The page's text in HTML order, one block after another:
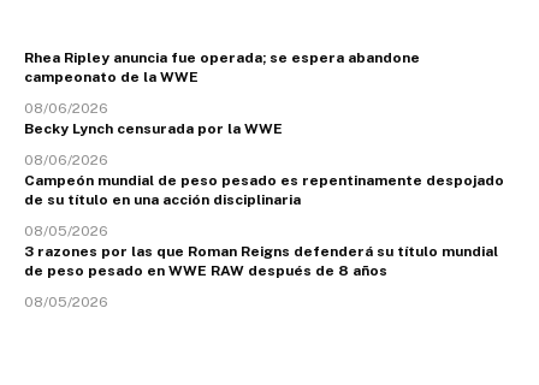
Rhea Ripley anuncia fue operada; se espera abandone
campeonato de la WWE
08/06/2026
Becky Lynch censurada por la WWE
08/06/2026
Campeón mundial de peso pesado es repentinamente despojado
de su título en una acción disciplinaria
08/05/2026
3 razones por las que Roman Reigns defenderá su título mundial
de peso pesado en WWE RAW después de 8 años
08/05/2026